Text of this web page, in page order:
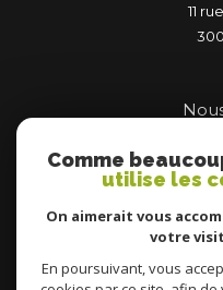
11
Comme
utilise les
On aimerait vous
votre
En poursuivant, vous